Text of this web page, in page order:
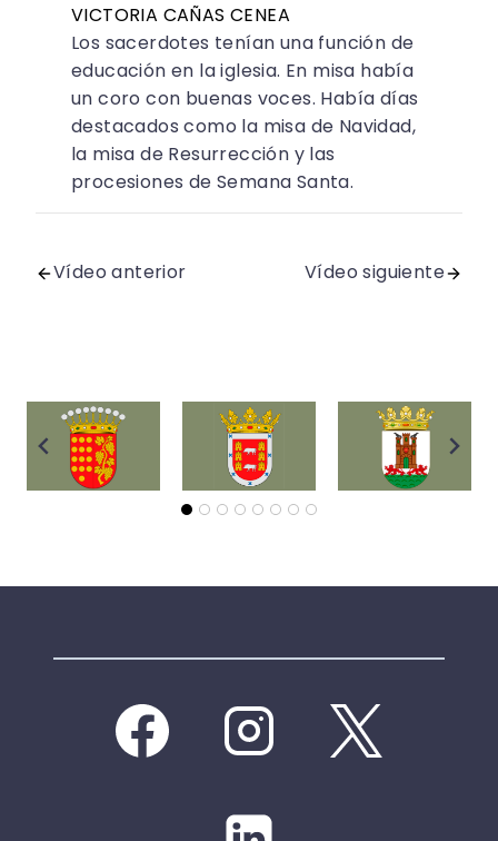
VICTORIA CAÑAS CENEA
Los sacerdotes tenían una función de
educación en la iglesia. En misa había
un coro con buenas voces. Había días
destacados como la misa de Navidad,
la misa de Resurrección y las
procesiones de Semana Santa.
Vídeo anterior Vídeo siguiente